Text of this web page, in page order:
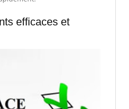
efficaces et